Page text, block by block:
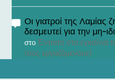
Οι γιατροί της
δεσμευτεί για την μη-
στο Ένταση στα εγκαίνια
τους εργαζόμενους!